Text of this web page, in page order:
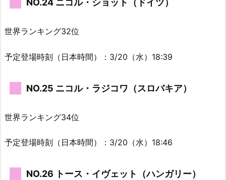
NO.24 ニコル・ショット（ドイツ）
世界ランキング32位
予定登場時刻（日本時間）：3/20（水）18:39
NO.25 ニコル・ラジコワ（スロバキア）
世界ランキング34位
予定登場時刻（日本時間）：3/20（水）18:46
NO.26 トース・イヴェット（ハンガリー）